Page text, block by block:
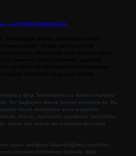
Bilgi Teknolojileri ve İletişim Kurumu
Yer Sağlayıcı olarak hizmet vermektedir. Bu
olarak denetleme veya araştırma
Ancak, üyelerimiz yazdıkları içeriklerin
siteye üye olarak bu sorumluluğu kabul
aykırı olduğunu düşündüğünüz içerikleri,
adresine bildirmeniz halinde, ilgili